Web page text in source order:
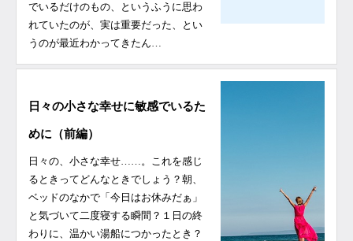
でいるだけのもの、というふうに思わ
れていたのが、実は重要だった、とい
うのが最近わかってきたん…
日々の小さな幸せに敏感でいるた
めに（前編）
日々の、小さな幸せ……。これを感じ
るときってどんなときでしょう？朝、
ベッドのなかで「今日はお休みだぁ」
と気づいて二度寝する瞬間？１日の終
わりに、温かい湯船につかったとき？